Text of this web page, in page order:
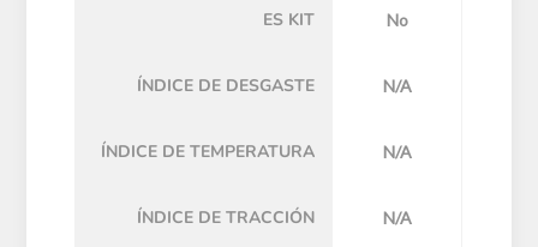
ES KIT No
ÍNDICE DE DESGASTE N/A
ÍNDICE DE TEMPERATURA N/A
ÍNDICE DE TRACCIÓN N/A